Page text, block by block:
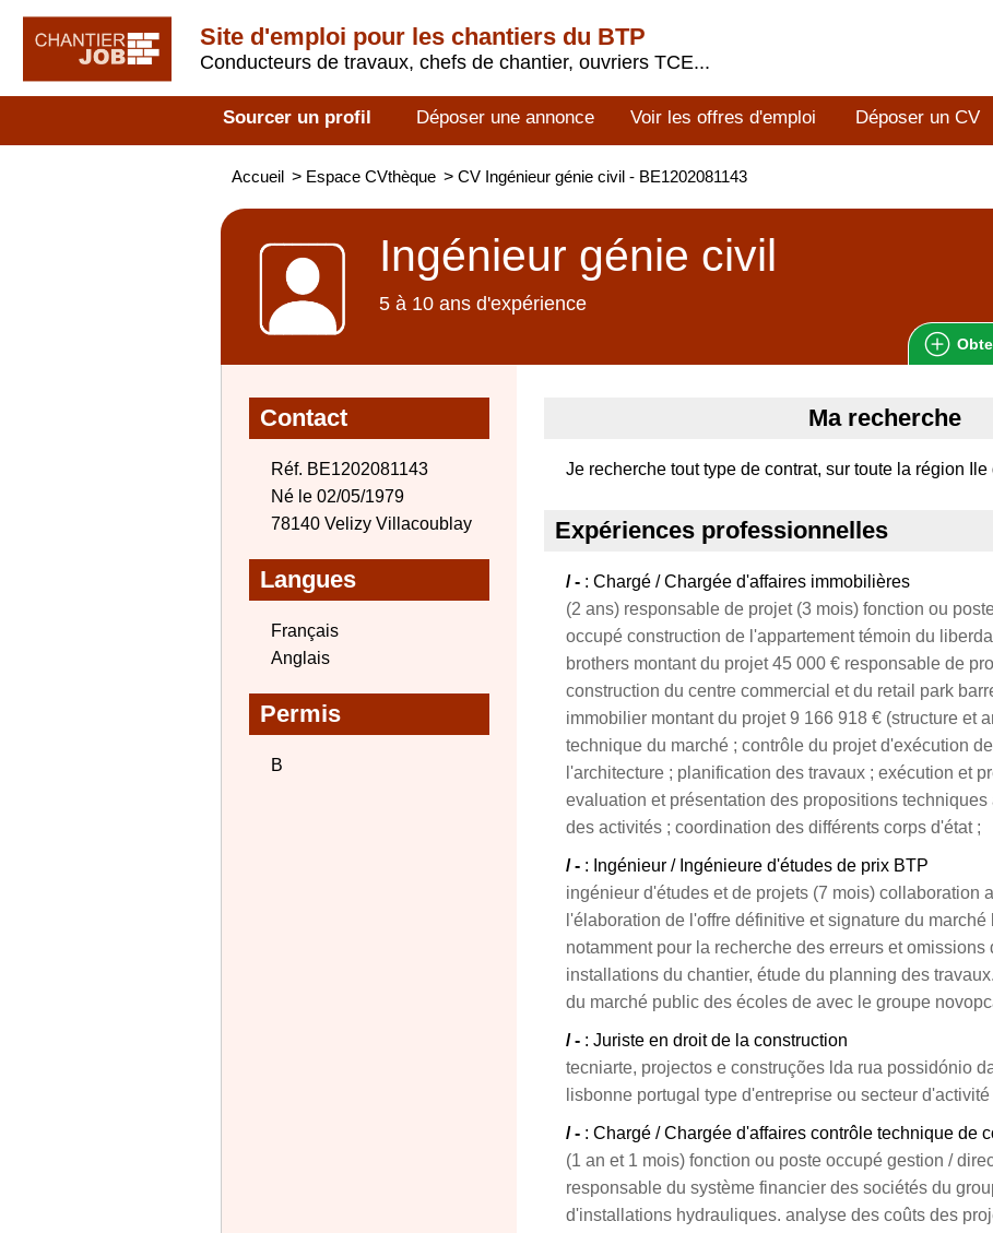
Site d'emploi pour les chantiers du BTP
Conducteurs de travaux, chefs de chantier, ouvriers TCE...
Sourcer un profil Déposer une annonce Voir les offres d'emploi Déposer un CV
Accueil > Espace CVthèque > CV Ingénieur génie civil - BE1202081143
Ingénieur génie civil
5 à 10 ans d'expérience
Contact
Réf. BE1202081143
Né le 02/05/1979
78140 Velizy Villacoublay
Langues
Français
Anglais
Permis
B
Ma recherche
Je recherche tout type de contrat, sur toute la région
Expériences professionnelles
/ - : Chargé / Chargée d'affaires immobilières
(2 ans) responsable de projet (3 mois) fonction ou
occupé construction de l'appartement témoin du
brothers montant du projet 45 000 € responsable de
construction du centre commercial et du retail park
immobilier montant du projet 9 166 918 € (structure et
technique du marché ; contrôle du projet d'exécution
l'architecture ; planification des travaux ; exécution et
evaluation et présentation des propositions
des activités ; coordination des différents corps d'état ;
/ - : Ingénieur / Ingénieure d'études de prix BTP
ingénieur d'études et de projets (7 mois) collaboration
l'élaboration de l'offre définitive et signature du
notamment pour la recherche des erreurs et
installations du chantier, étude du planning des
du marché public des écoles de avec le groupe
/ - : Juriste en droit de la construction
tecniarte, projectos e construções lda rua possidónio
lisbonne portugal type d'entreprise ou secteur
/ - : Chargé / Chargée d'affaires contrôle technique de
(1 an et 1 mois) fonction ou poste occupé gestion /
responsable du système financier des sociétés du
d'installations hydrauliques. analyse des coûts des